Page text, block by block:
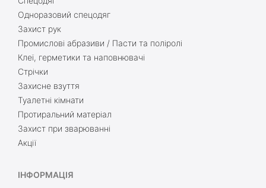
Одноразовий спецодяг
Захист рук
Промислові абразиви / Пасти та поліролі
Клеї, герметики та наповнювачі
Стрічки
Захисне взуття
Туалетні кімнати
Протиральний матеріал
Захист при зварюванні
Акції
ІНФОРМАЦІЯ